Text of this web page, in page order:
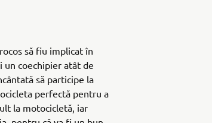
să fiu implicat în
un coechipier atât de
să participe la
perfectă pentru a
la motocicletă, iar